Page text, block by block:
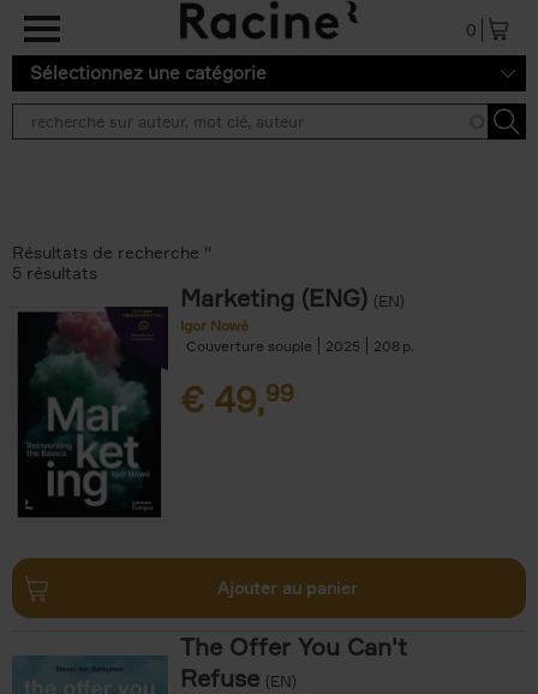
Aller au contenu principal
0
Sélectionnez une catégorie
Résultats de recherche ''
5 résultats
Marketing (ENG) (EN)
Igor Nowé
Couverture souple
2025 208
€ 49,99
Ajouter au panier
The Offer You Can't
Refuse (EN)